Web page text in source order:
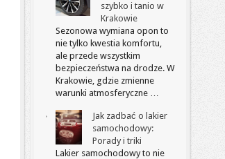
szybko i tanio w
Krakowie
Sezonowa wymiana opon to
nie tylko kwestia komfortu,
ale przede wszystkim
bezpieczeństwa na drodze. W
Krakowie, gdzie zmienne
warunki atmosferyczne …
Jak zadbać o lakier
samochodowy:
Porady i triki
Lakier samochodowy to nie